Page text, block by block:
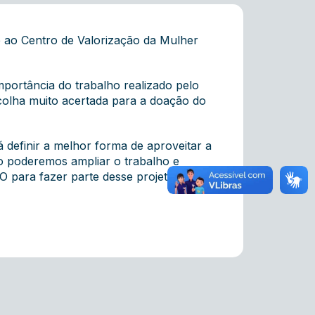
Centro de Valorização da Mulher
do trabalho realizado pelo
muito acertada para a doação do
definir a melhor forma de aproveitar a
poderemos ampliar o trabalho e
para fazer parte desse projeto para